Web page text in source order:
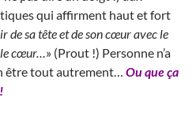
qui affirment haut et fort
de sa tête et de son cœur avec le
cœur… » (Prout !) Personne n’a
être tout autrement… Ou que ça